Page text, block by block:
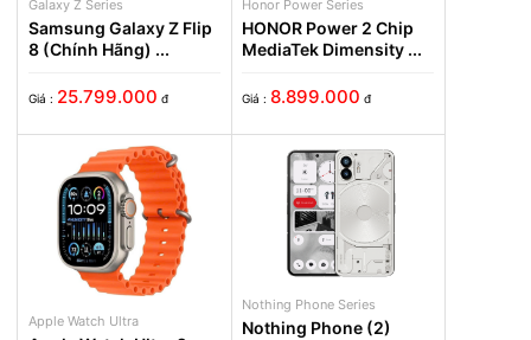
2.0
(LTE)
4500
(Giờ) Lên tới
Định Dạng Phát
3G2, WMV, ASF,
Galaxy Z Series
Samsung Galaxy Z Flip
8 (Chính Hãng) ...
Giá : 25.799.000 đ
Honor Power Series
HONOR Power 2 Chip
MediaTek Dimensity ...
Giá : 8.899.000 đ
Apple Watch Ultra
Nothing Phone Series
Nothing Phone (2)